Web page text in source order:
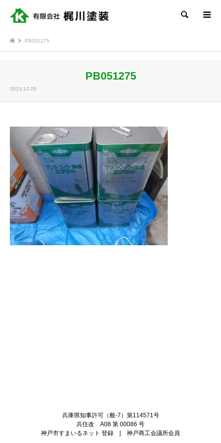
検索
PB051275
PB051275
2013.12.05
兵庫県知事許可（般-7）第114571号
兵住改 A08 第 00086 号
神戸市すまいるネット 登録 | 神戸商工会議所会員